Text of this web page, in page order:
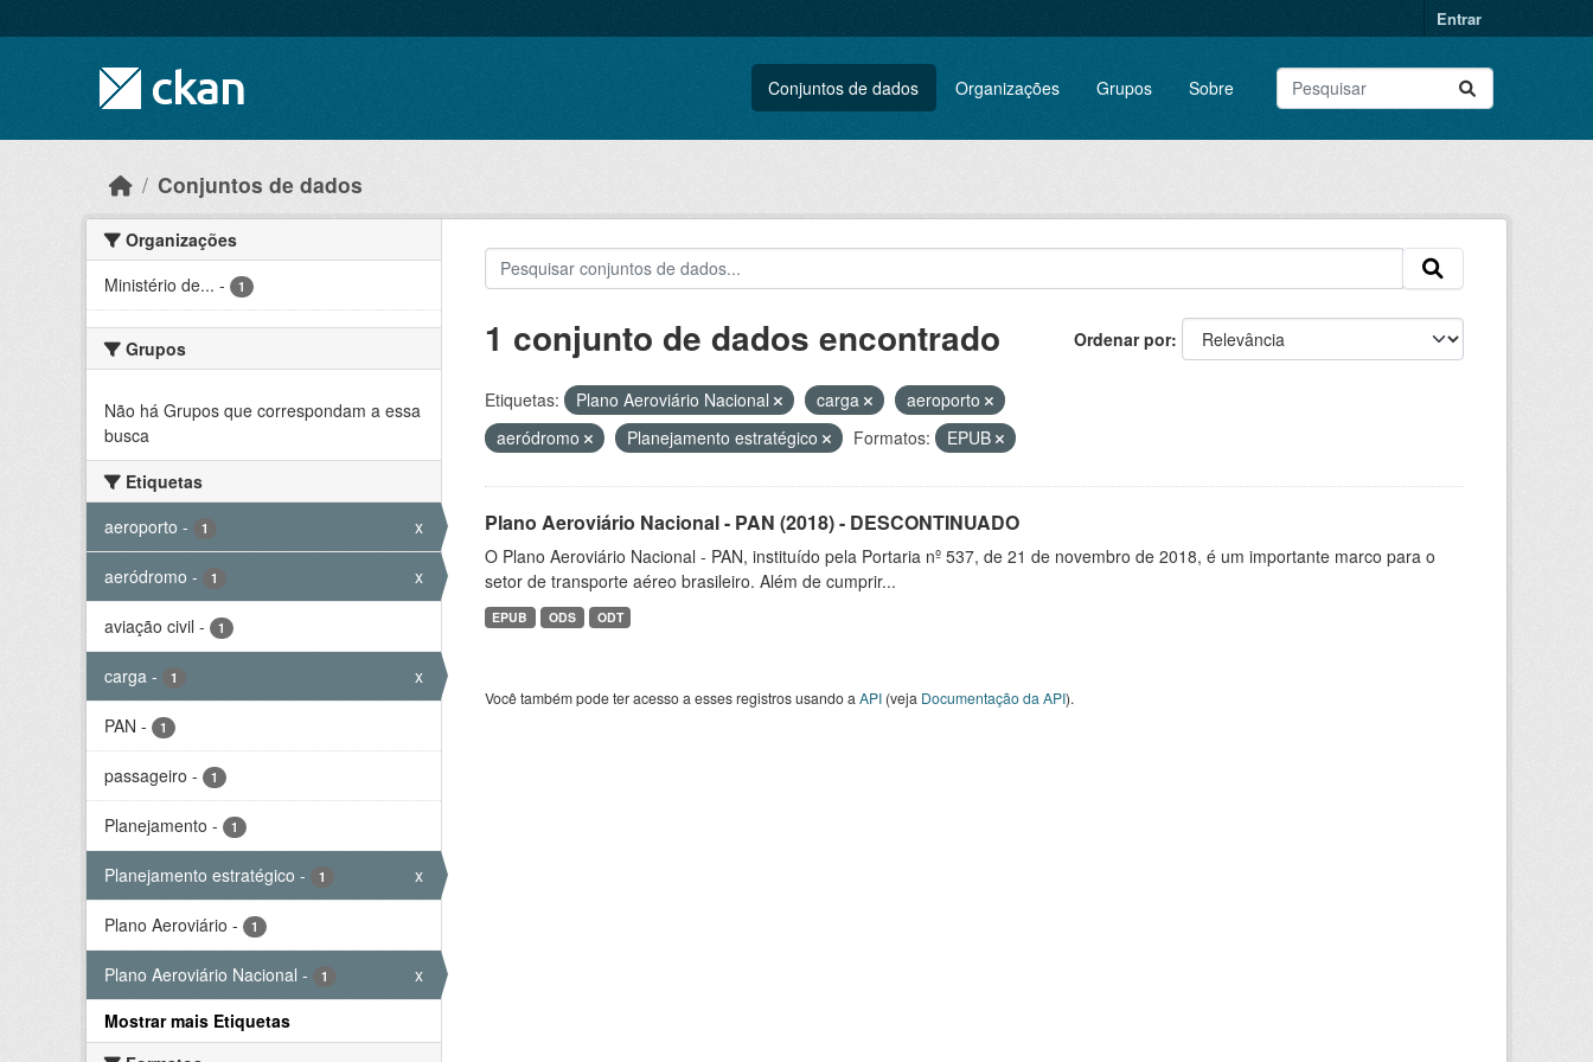
Entrar
Conjuntos de dados Organizações Grupos Sobre
Conjuntos de dados
Organizações
Ministério de... - 1
Grupos
Não há Grupos que correspondam a essa
busca
Etiquetas
aeroporto - 1 x
aeródromo - 1 x
aviação civil - 1
carga - 1 x
PAN - 1
passageiro - 1
Planejamento - 1
Planejamento estratégico - 1 x
Plano Aeroviário - 1
Plano Aeroviário Nacional - 1
x
Mostrar mais Etiquetas
Ordenar por
1 conjunto de dados encontrado
Etiquetas: Plano Aeroviário Nacional carga
aeroporto
aeródromo
Planejamento estratégico Formatos: EPUB
Plano Aeroviário Nacional - PAN (2018) - DESCONTINUADO
O Plano Aeroviário Nacional - PAN, instituído pela Portaria nº 537, de 21 de novembro de 2018, é um importante marco para o
setor de transporte aéreo brasileiro. Além de cumprir...
EPUB ODS ODT
Você também pode ter acesso a esses registros usando a API(veja Documentação da API).